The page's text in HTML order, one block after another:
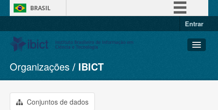
BRASIL
Entrar
Conjuntos de dados
Organizações
Grupos
Organizações IBICT
Conjuntos de dados